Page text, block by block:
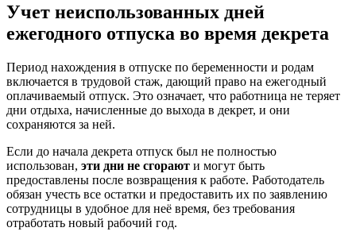
Учет неиспользованных дней
ежегодного отпуска во время декрета
Период нахождения в отпуске по беременности и родам
включается в трудовой стаж, дающий право на ежегодный
оплачиваемый отпуск. Это означает, что работница не теряет
дни отдыха, начисленные до выхода в декрет, и они
сохраняются за ней.
Если до начала декрета отпуск был не полностью
использован, эти дни не сгорают и могут быть
предоставлены после возвращения к работе. Работодатель
обязан учесть все остатки и предоставить их по заявлению
сотрудницы в удобное для неё время, без требования
отработать новый рабочий год.